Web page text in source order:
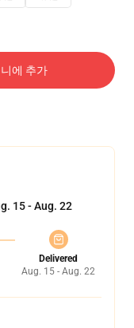
에 추가
15 - Aug. 22
Delivered
Aug. 15 - Aug. 22